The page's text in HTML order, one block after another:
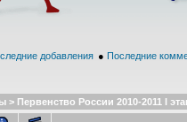
добавления ● Последние
> Первенство России 2010-2011 I